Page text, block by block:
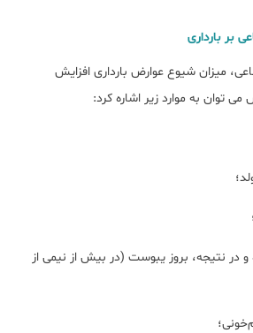
بر بارداری
میزان شیوع عوارض بارداری افزایش
توان به موارد زیر اشاره کرد:
در نتیجه، بروز یبوست (در بیش از نیمی از